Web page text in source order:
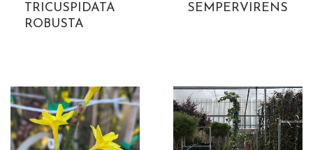
TRICUSPIDATA
ROBUSTA
SEMPERVIRENS